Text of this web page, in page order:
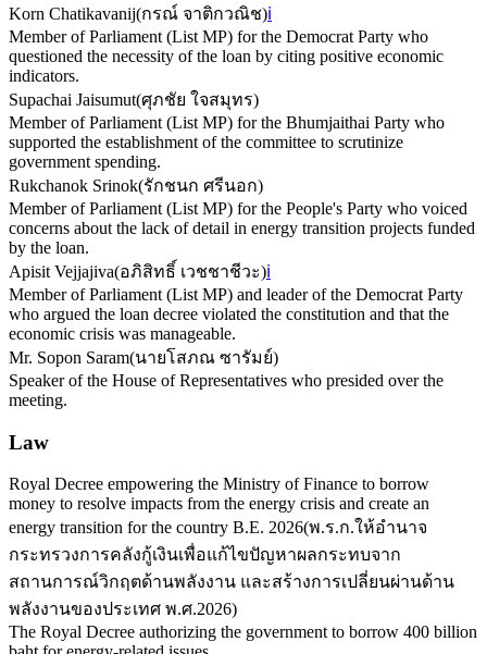
Korn Chatikavanij(กรณ์ จาติกวณิช)ℹ️
Member of Parliament (List MP) for the Democrat Party who
questioned the necessity of the loan by citing positive economic
indicators.
Supachai Jaisumut(ศุภชัย ใจสมุทร)
Member of Parliament (List MP) for the Bhumjaithai Party who
supported the establishment of the committee to scrutinize
government spending.
Rukchanok Srinok(รักชนก ศรีนอก)
Member of Parliament (List MP) for the People's Party who voiced
concerns about the lack of detail in energy transition projects funded
by the loan.
Apisit Vejjajiva(อภิสิทธิ์ เวชชาชีวะ)ℹ️
Member of Parliament (List MP) and leader of the Democrat Party
who argued the loan decree violated the constitution and that the
economic crisis was manageable.
Mr. Sopon Saram(นายโสภณ ซารัมย์)
Speaker of the House of Representatives who presided over the
meeting.
Law
Royal Decree empowering the Ministry of Finance to borrow
money to resolve impacts from the energy crisis and create an
energy transition for the country B.E. 2026(พ.ร.ก.ให้อำนาจ
กระทรวงการคลังกู้เงินเพื่อแก้ไขปัญหาผลกระทบจาก
สถานการณ์วิกฤตด้านพลังงาน และสร้างการเปลี่ยนผ่านด้าน
พลังงานของประเทศ พ.ศ.2026)
The Royal Decree authorizing the government to borrow 400 billion